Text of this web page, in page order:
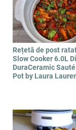
Rețetă de post
Slow Cooker 6.0L
DuraCeramic
Pot by Laura